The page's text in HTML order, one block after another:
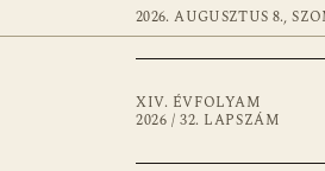
2026. AUGUSZTUS 8.,
XIV. ÉVFOLYAM
2026 / 32. LAPSZÁM